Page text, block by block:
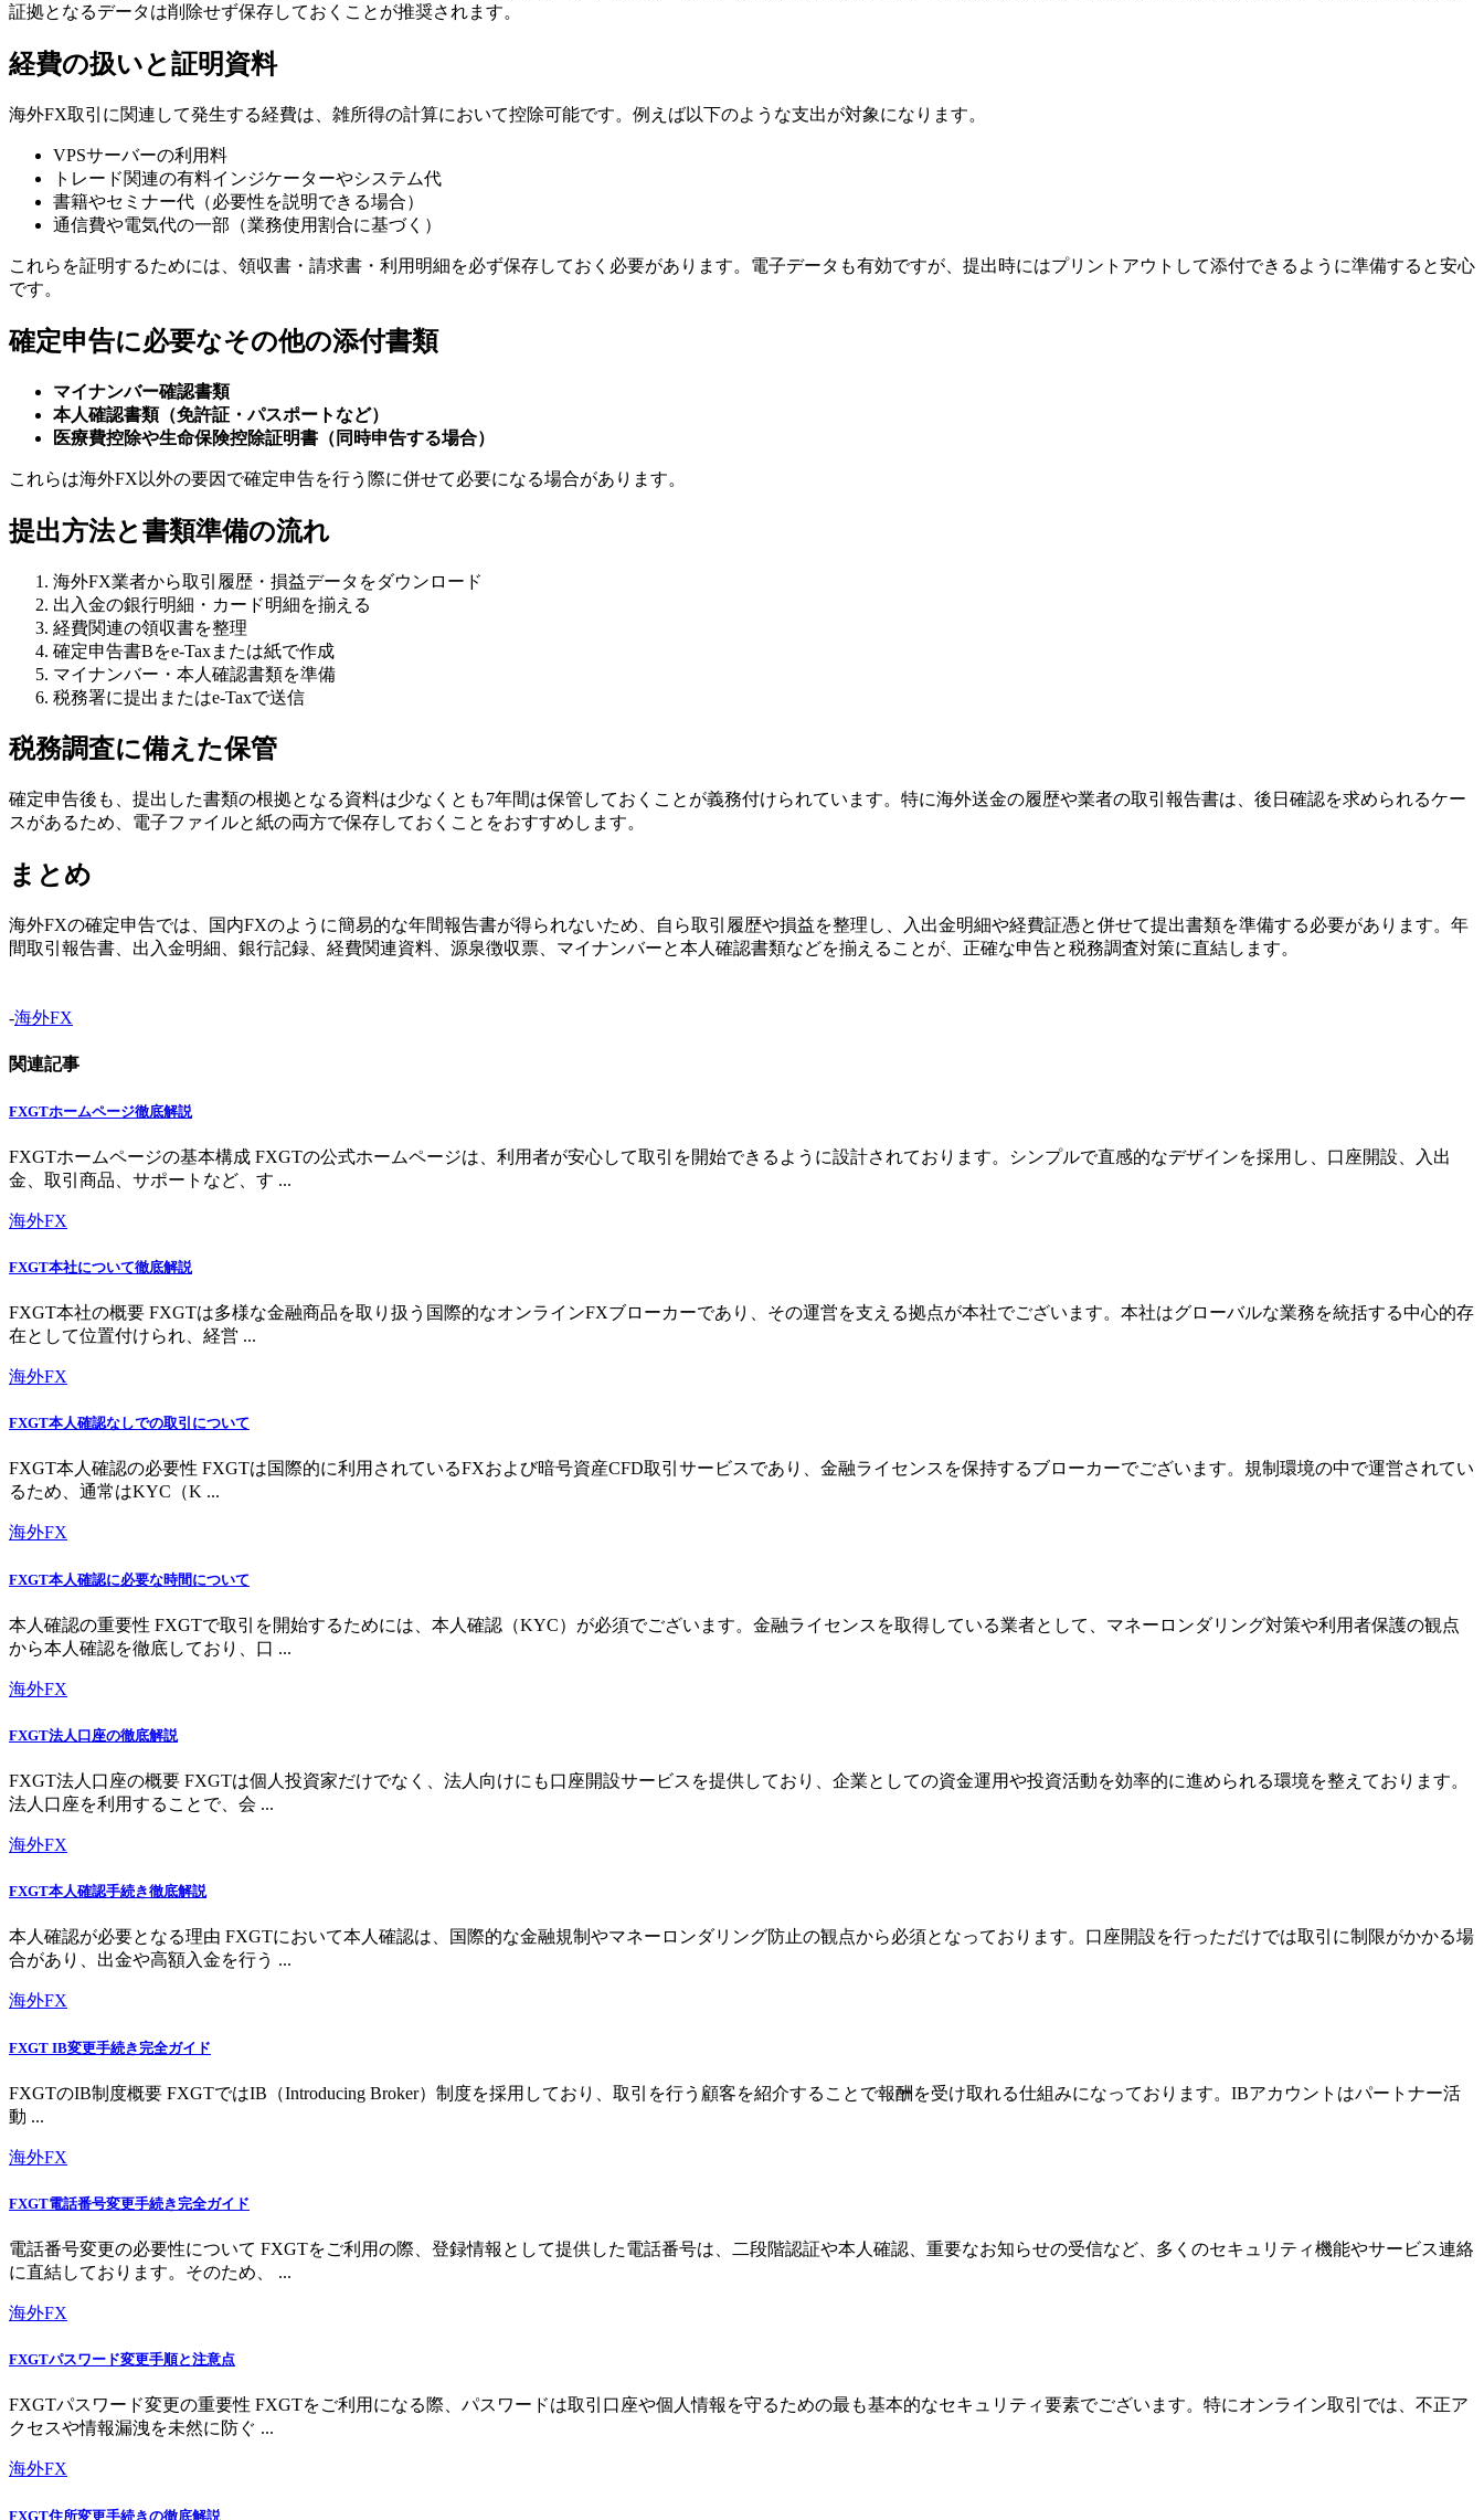
証拠となるデータは削除せず保存しておくことが推奨されます。
経費の扱いと証明資料
海外FX取引に関連して発生する経費は、雑所得の計算において控除可能です。例えば以下のような支出が対象になります。
VPSサーバーの利用料
トレード関連の有料インジケーターやシステム代
書籍やセミナー代（必要性を説明できる場合）
通信費や電気代の一部（業務使用割合に基づく）
これらを証明するためには、領収書・請求書・利用明細を必ず保存しておく必要があります。電子データも有効ですが、提出時にはプリントアウトして添付できるように準備すると安心
です。
確定申告に必要なその他の添付書類
マイナンバー確認書類
本人確認書類（免許証・パスポートなど）
医療費控除や生命保険控除証明書（同時申告する場合）
これらは海外FX以外の要因で確定申告を行う際に併せて必要になる場合があります。
提出方法と書類準備の流れ
海外FX業者から取引履歴・損益データをダウンロード
出入金の銀行明細・カード明細を揃える
経費関連の領収書を整理
確定申告書Bをe-Taxまたは紙で作成
マイナンバー・本人確認書類を準備
税務署に提出またはe-Taxで送信
税務調査に備えた保管
確定申告後も、提出した書類の根拠となる資料は少なくとも7年間は保管しておくことが義務付けられています。特に海外送金の履歴や業者の取引報告書は、後日確認を求められるケー
スがあるため、電子ファイルと紙の両方で保存しておくことをおすすめします。
まとめ
海外FXの確定申告では、国内FXのように簡易的な年間報告書が得られないため、自ら取引履歴や損益を整理し、入出金明細や経費証憑と併せて提出書類を準備する必要があります。年
間取引報告書、出入金明細、銀行記録、経費関連資料、源泉徴収票、マイナンバーと本人確認書類などを揃えることが、正確な申告と税務調査対策に直結します。
-海外FX
関連記事
FXGTホームページ徹底解説
FXGTホームページの基本構成 FXGTの公式ホームページは、利用者が安心して取引を開始できるように設計されております。シンプルで直感的なデザインを採用し、口座開設、入出
金、取引商品、サポートなど、す ...
海外FX
FXGT本社について徹底解説
FXGT本社の概要 FXGTは多様な金融商品を取り扱う国際的なオンラインFXブローカーであり、その運営を支える拠点が本社でございます。本社はグローバルな業務を統括する中心的存
在として位置付けられ、経営 ...
海外FX
FXGT本人確認なしでの取引について
FXGT本人確認の必要性 FXGTは国際的に利用されているFXおよび暗号資産CFD取引サービスであり、金融ライセンスを保持するブローカーでございます。規制環境の中で運営されてい
るため、通常はKYC（K ...
海外FX
FXGT本人確認に必要な時間について
本人確認の重要性 FXGTで取引を開始するためには、本人確認（KYC）が必須でございます。金融ライセンスを取得している業者として、マネーロンダリング対策や利用者保護の観点
から本人確認を徹底しており、口 ...
海外FX
FXGT法人口座の徹底解説
FXGT法人口座の概要 FXGTは個人投資家だけでなく、法人向けにも口座開設サービスを提供しており、企業としての資金運用や投資活動を効率的に進められる環境を整えております。
法人口座を利用することで、会 ...
海外FX
FXGT本人確認手続き徹底解説
本人確認が必要となる理由 FXGTにおいて本人確認は、国際的な金融規制やマネーロンダリング防止の観点から必須となっております。口座開設を行っただけでは取引に制限がかかる場
合があり、出金や高額入金を行う ...
海外FX
FXGT IB変更手続き完全ガイド
FXGTのIB制度概要 FXGTではIB（Introducing Broker）制度を採用しており、取引を行う顧客を紹介することで報酬を受け取れる仕組みになっております。IBアカウントはパートナー活
動 ...
海外FX
FXGT電話番号変更手続き完全ガイド
電話番号変更の必要性について FXGTをご利用の際、登録情報として提供した電話番号は、二段階認証や本人確認、重要なお知らせの受信など、多くのセキュリティ機能やサービス連絡
に直結しております。そのため、 ...
海外FX
FXGTパスワード変更手順と注意点
FXGTパスワード変更の重要性 FXGTをご利用になる際、パスワードは取引口座や個人情報を守るための最も基本的なセキュリティ要素でございます。特にオンライン取引では、不正ア
クセスや情報漏洩を未然に防ぐ ...
海外FX
FXGT住所変更手続きの徹底解説